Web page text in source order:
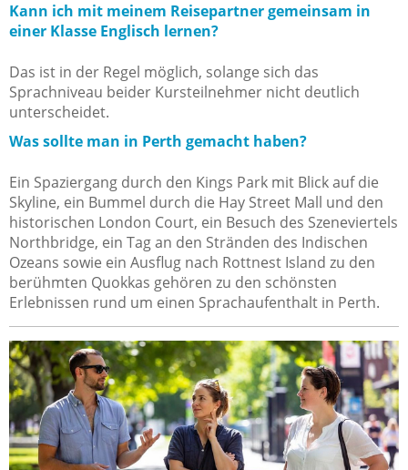
Kann ich mit meinem Reisepartner gemeinsam in
einer Klasse Englisch lernen?
Das ist in der Regel möglich, solange sich das
Sprachniveau beider Kursteilnehmer nicht deutlich
unterscheidet.
Was sollte man in Perth gemacht haben?
Ein Spaziergang durch den Kings Park mit Blick auf die
Skyline, ein Bummel durch die Hay Street Mall und den
historischen London Court, ein Besuch des Szeneviertels
Northbridge, ein Tag an den Stränden des Indischen
Ozeans sowie ein Ausflug nach Rottnest Island zu den
berühmten Quokkas gehören zu den schönsten
Erlebnissen rund um einen Sprachaufenthalt in Perth.